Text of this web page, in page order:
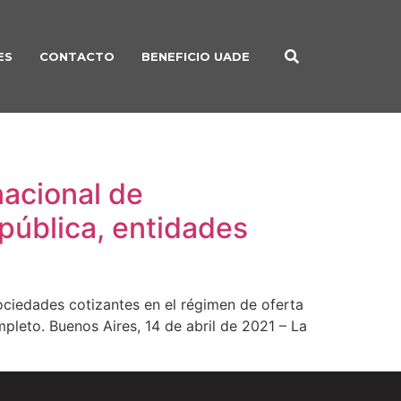
CONTACTO BENEFICIO UADE
de
entidades
cotizantes en el régimen de oferta
Buenos Aires, 14 de abril de 2021 – La